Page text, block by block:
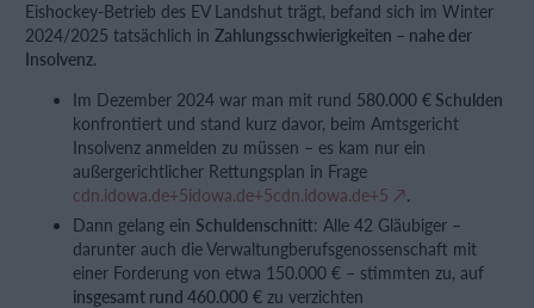
Eishockey-Betrieb des EV Landshut trägt, befand sich im Winter
2024/2025 tatsächlich in Zahlungsschwierigkeiten – nahe der
Insolvenz.
Im Dezember 2024 war man mit rund 580.000 € Schulden
konfrontiert und stand kurz davor, beim Amtsgericht
Insolvenz anmelden zu müssen – es kam nur ein
außergerichtlicher Rettungsplan in Frage
cdn.idowa.de+5idowa.de+5cdn.idowa.de+5
.
Dann gelang ein Schuldenschnitt: Alle 42 Gläubiger –
darunter auch die Verwaltungberufsgenossenschaft mit
einer Forderung von etwa 150.000 € – stimmten zu, auf
insgesamt rund 460.000 € zu verzichten